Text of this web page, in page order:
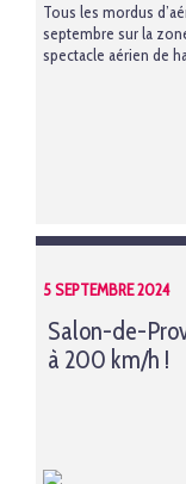
Tous les mordus
septembre sur la
spectacle aérien de
5 SEPTEMBRE 2024
Salon-de-
à 200 km/h !